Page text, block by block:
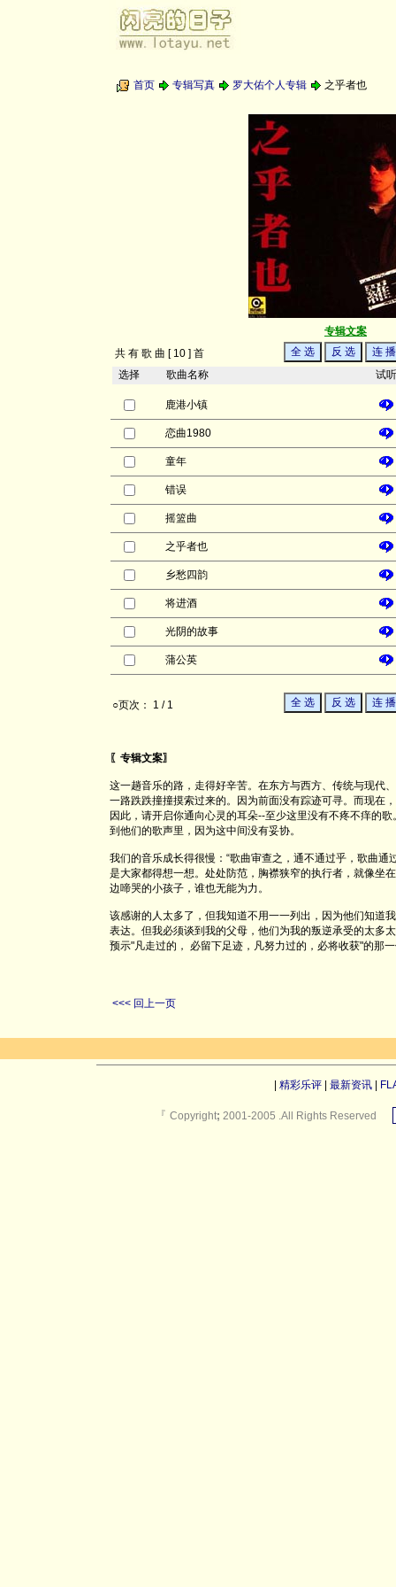
首页 专辑写真 罗大佑个人专辑 之乎者也
专辑文案
共 有 歌 曲 [ 10 ] 首
选择
歌曲名称 试听
鹿港小镇
恋曲1980
童年
错误
摇篮曲
之乎者也
乡愁四韵
将进酒
光阴的故事
蒲公英
○页次： 1 / 1
〖专辑文案〗
这一趟音乐的路，走得好辛苦。在东方与西方、传统与现代
一路跌跌撞撞摸索过来的。因为前面没有踪迹可寻。而现在
因此，请开启你通向心灵的耳朵--至少这里没有不疼不痒的
到他们的歌声里，因为这中间没有妥协。
我们的音乐成长得很慢：“歌曲审查之，通不通过乎，歌曲通
是大家都得想一想。处处防范，胸襟狭窄的执行者，就像坐
边啼哭的小孩子，谁也无能为力。
该感谢的人太多了，但我知道不用一一列出，因为他们知道
表达。但我必须谈到我的父母，他们为我的叛逆承受的太多
预示"凡走过的， 必留下足迹，凡努力过的，必将收获"的那
<<< 回上一页
精彩乐评| 最新资讯|
『 Copyright; 2001-2005 .All Rights Reserved